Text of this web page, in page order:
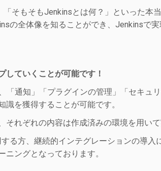
そもそもJenkinsとは何？」といった本
の全体像を知ることができ、Jenkinsで
していくことが可能です！
「通知」「プラグインの管理」「セキュ
識を獲得することが可能です。
それぞれの内容は作成済みの環境を用い
る方、継続的インテグレーションの導
ニングとなっております。